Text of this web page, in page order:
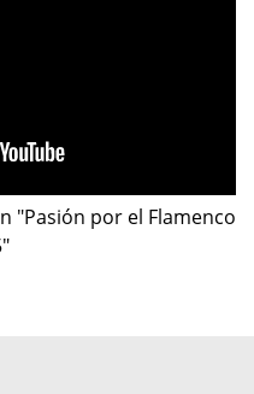
"Pasión por el Flamenco